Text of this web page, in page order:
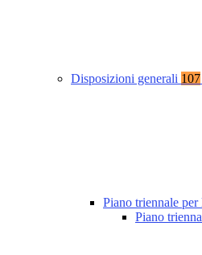
Disposizioni generali 107
Piano triennale per
Piano